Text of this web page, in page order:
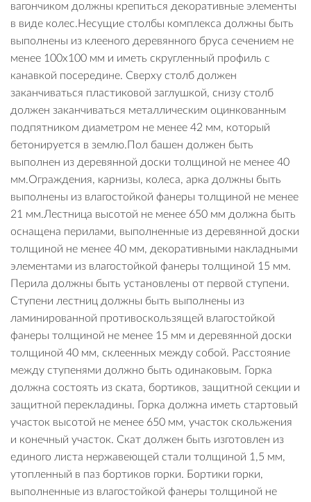
вагончиком должны крепиться декоративные элементы
в виде колес.Несущие столбы комплекса должны быть
выполнены из клееного деревянного бруса сечением не
менее 100х100 мм и иметь скругленный профиль с
канавкой посередине. Сверху столб должен
заканчиваться пластиковой заглушкой, снизу столб
должен заканчиваться металлическим оцинкованным
подпятником диаметром не менее 42 мм, который
бетонируется в землю.Пол башен должен быть
выполнен из деревянной доски толщиной не менее 40
мм.Ограждения, карнизы, колеса, арка должны быть
выполнены из влагостойкой фанеры толщиной не менее
21 мм.Лестница высотой не менее 650 мм должна быть
оснащена перилами, выполненные из деревянной доски
толщиной не менее 40 мм, декоративными накладными
элементами из влагостойкой фанеры толщиной 15 мм.
Перила должны быть установлены от первой ступени.
Ступени лестниц должны быть выполнены из
ламинированной противоскользящей влагостойкой
фанеры толщиной не менее 15 мм и деревянной доски
толщиной 40 мм, склеенных между собой. Расстояние
между ступенями должно быть одинаковым. Горка
должна состоять из ската, бортиков, защитной секции и
защитной перекладины. Горка должна иметь стартовый
участок высотой не менее 650 мм, участок скольжения
и конечный участок. Скат должен быть изготовлен из
единого листа нержавеющей стали толщиной 1,5 мм,
утопленный в паз бортиков горки. Бортики горки,
выполненные из влагостойкой фанеры толщиной не